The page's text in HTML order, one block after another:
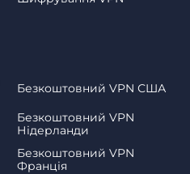
Безкоштовний VPN США
Безкоштовний VPN
Нідерланди
Безкоштовний VPN
Франція